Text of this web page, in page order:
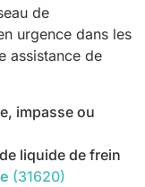
de
urgence dans les
assistance de
impasse ou
liquide de frein
(31620)